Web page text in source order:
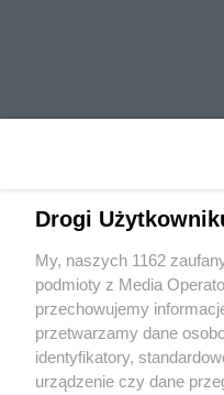
Wydawca mediów
Drogi
My, naszych 1162
podmioty z Media
przechowujemy
przetwarzamy dane
identyfikatory,
urządzenie czy dane